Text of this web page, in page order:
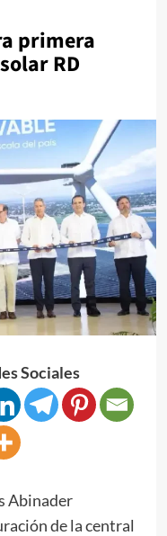
primera
RD
Sociales
Abinader
de la central